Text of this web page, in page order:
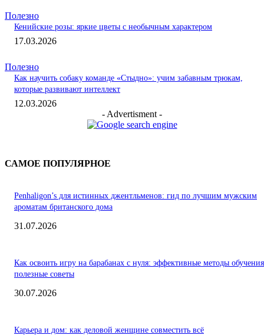
Полезно
Кенийские розы: яркие цветы с необычным характером
17.03.2026
Полезно
Как научить собаку команде «Стыдно»: учим забавным трюкам,
которые развивают интеллект
12.03.2026
- Advertisment -
САМОЕ ПОПУЛЯРНОЕ
Penhaligon’s для истинных джентльменов: гид по лучшим мужским
ароматам британского дома
31.07.2026
Как освоить игру на барабанах с нуля: эффективные методы
полезные советы
30.07.2026
Карьера и дом: как деловой женщине совместить всё